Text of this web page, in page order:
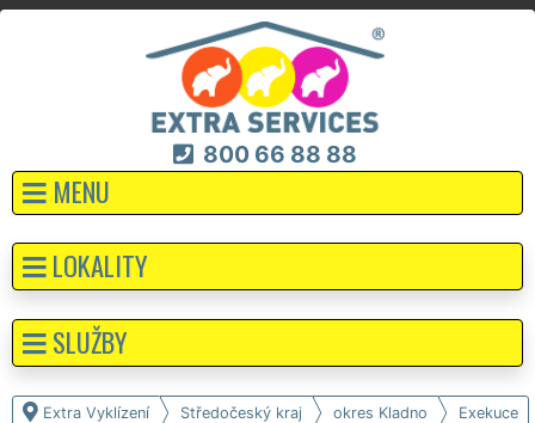
800 66 88 88
MENU
Extra Vyklízení Středočeský kraj okres Kladno Exekuce
LOKALITY
SLUŽBY